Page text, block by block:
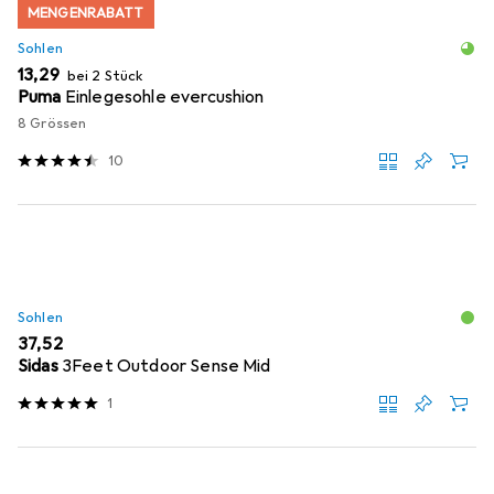
MENGENRABATT
Sohlen
EUR
13,29 bei 2 Stück
Puma Einlegesohle evercushion
8 Grössen
10
Sohlen
EUR
37,52
Sidas 3Feet Outdoor Sense Mid
1